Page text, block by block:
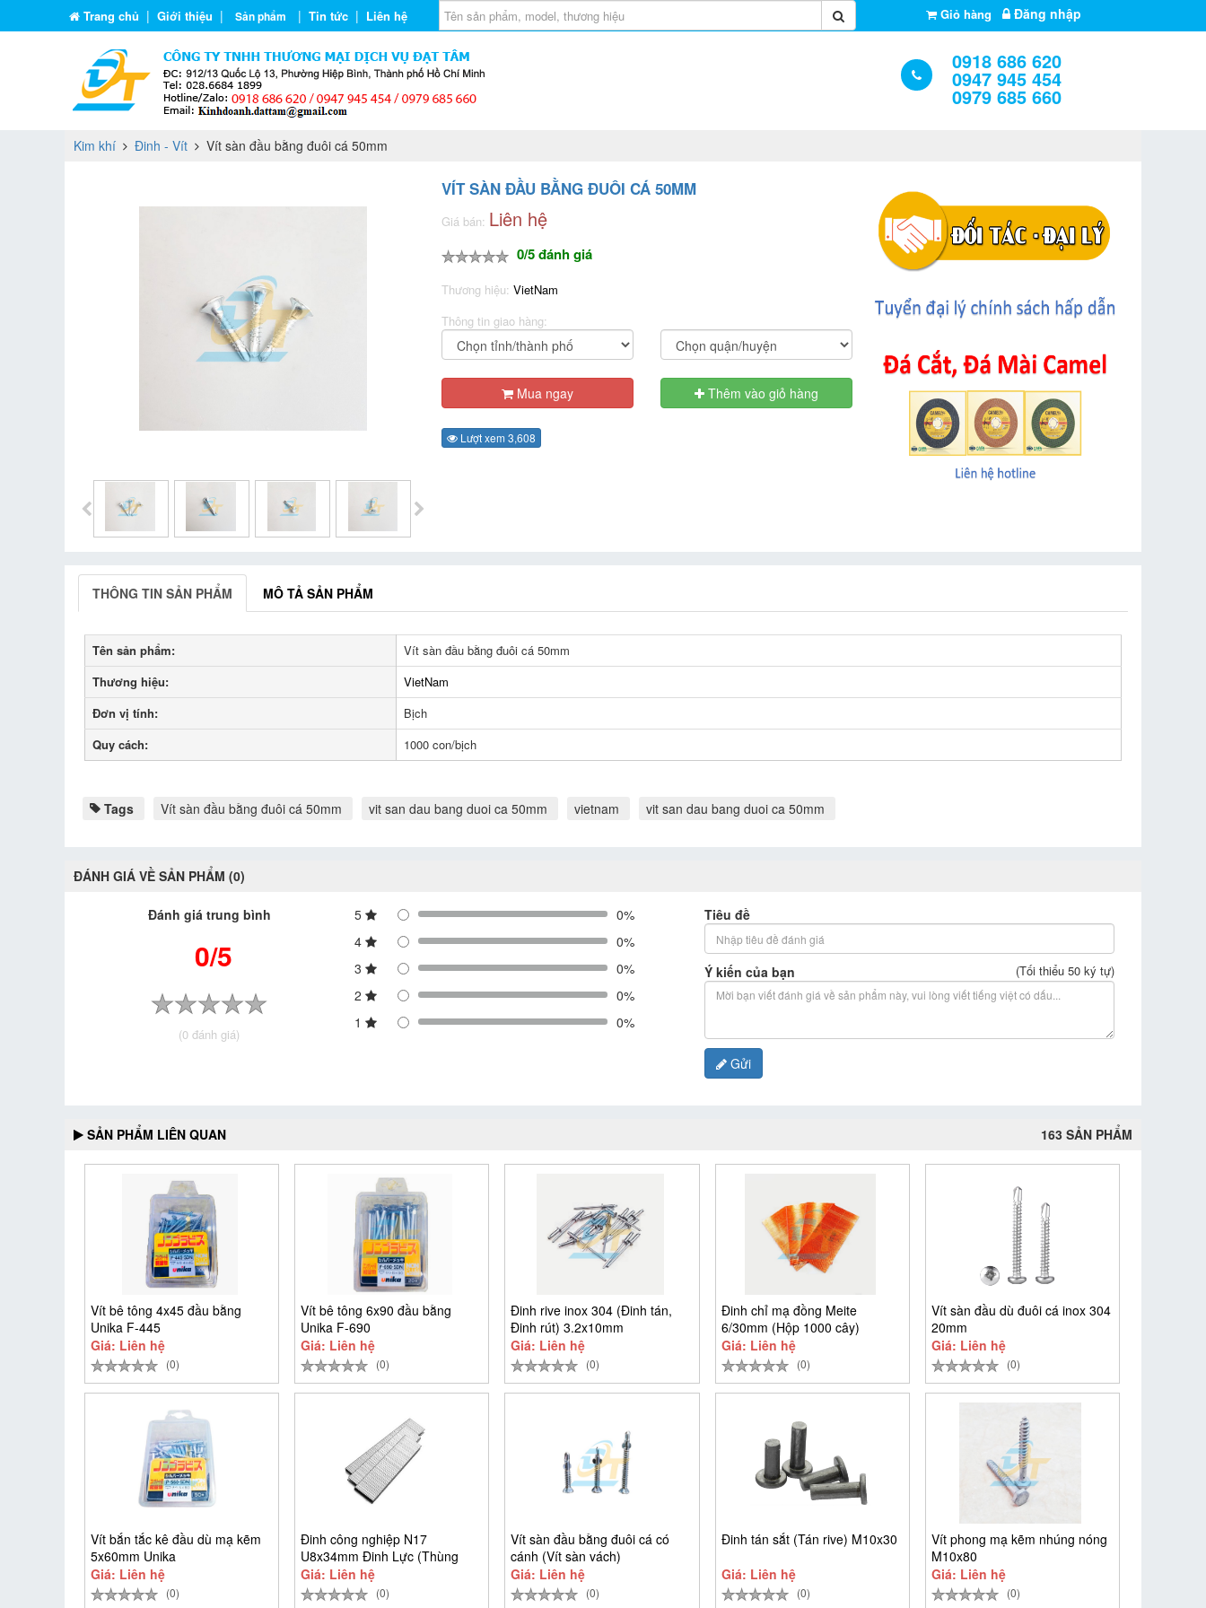
Trang chủ | Giới thiệu | Sản phẩm | Tin tức | Liên hệ Giỏ hàng Đăng nhập
0918 686 620
0947 945 454
0979 685 660
Kim khí Đinh - Vít Vít sàn đầu bằng đuôi cá 50mm
VÍT SÀN ĐẦU BẰNG ĐUÔI CÁ 50MM
Giá bán: Liên hệ
0/5 đánh giá
Thương hiệu: VietNam
Thông tin giao hàng:
Mua ngay Thêm vào giỏ hàng
Lượt xem 3,608
THÔNG TIN SẢN PHẨM MÔ TẢ SẢN PHẨM
Tên sản phẩm:
Vít sàn đầu bằng đuôi cá 50mm
Thương hiệu:
VietNam
Đơn vị tính:
Bịch
Quy cách:
1000 con/bịch
Tags Vít sàn đầu bằng đuôi cá 50mm vit san dau bang duoi ca 50mm vietnam vit san dau bang duoi ca 50mm
ĐÁNH GIÁ VỀ SẢN PHẨM (0)
Đánh giá trung bình
0/5
(0 đánh giá)
5
0%
4
0%
3
0%
2
0%
1
0%
Tiêu đề
Ý kiến của bạn (Tối thiểu 50 ký tự)
Gửi
SẢN PHẨM LIÊN QUAN 163 SẢN PHẨM
Vít bê tông 4x45 đầu bằng
Unika F-445
Giá: Liên hệ
(0)
Vít bê tông 6x90 đầu bằng
Unika F-690
Giá: Liên hệ
(0)
Đinh rive inox 304 (Đinh tán,
Đinh rút) 3.2x10mm
Giá: Liên hệ
(0)
Đinh chỉ mạ đồng Meite
6/30mm (Hộp 1000 cây)
Giá: Liên hệ
(0)
Vít sàn đầu dù đuôi cá inox 304
20mm
Giá: Liên hệ
(0)
Vít bắn tắc kê đầu dù mạ kẽm
5x60mm Unika
Giá: Liên hệ
(0)
Đinh công nghiệp N17
U8x34mm Đinh Lực (Thùng
9.384 cây)
Giá: Liên hệ
(0)
Vít sàn đầu bằng đuôi cá có
cánh (Vít sàn vách)
Giá: Liên hệ
(0)
Đinh tán sắt (Tán rive) M10x30
Giá: Liên hệ
(0)
Vít phong mạ kẽm nhúng nóng
M10x80
Giá: Liên hệ
(0)